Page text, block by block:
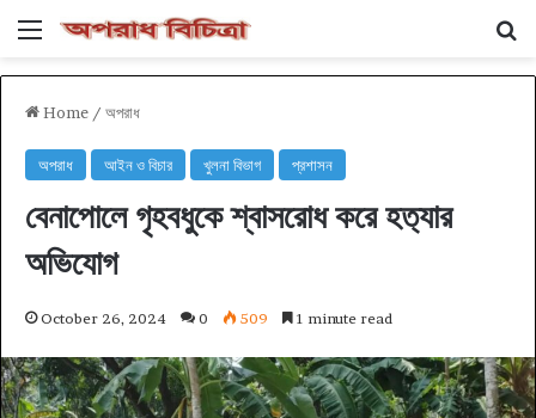
Menu
Home / অপরাধ
অপরাধ আইন ও বিচার খুলনা বিভাগ প্রশাসন
বেনাপোলে গৃহবধুকে শ্বাসরোধ করে হত‍্যার
অভিযোগ
October 26, 2024 0 509 1 minute read